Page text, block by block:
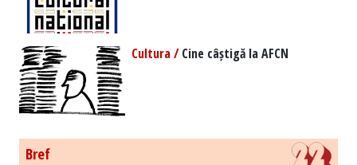
Cultura /Cine câștigă la AFCN
Bref